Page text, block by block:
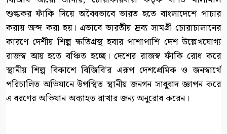
শুল্ককর ফাঁকি দিয়ে অবৈধভাবে ভারত হতে বাংলাদেশে পাচার
করায় জব্দ করা হয়। এভাবে ভারতীয় দ্রব্য সামগ্রী চোরাচালানের
কারণে দেশীয় শিল্প ক্ষতিগ্রস্থ হবার পাশাপাশি দেশ উল্লেখযোগ্য
রাজস্ব আয় হতে বঞ্চিত হচ্ছে। দেশের রাজস্ব ফাঁকি রোধ করে
স্থানীয় শিল্প বিকাশে বিজিবি’র এরূপ দেশপ্রেমিক ও জনস্বার্থে
পরিচালিত অভিযানে উপস্থিত স্থানীয় জনগন সাধুবাদ জ্ঞাপন করে
এ ধরণের অভিযান অব্যাহত রাখার জন্য অনুরোধ করেন।